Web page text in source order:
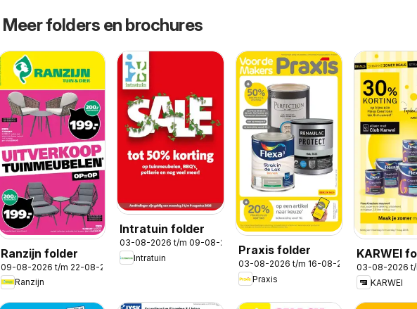
Meer folders en brochures
Ranzijn folder
09-08-2026 t/m 22-08-2026
Ranzijn
Intratuin folder
03-08-2026 t/m 09-08-2026
Intratuin
Praxis folder
03-08-2026 t/m 16-08-2026
Praxis
KARWEI
03-08-2026
KARWEI